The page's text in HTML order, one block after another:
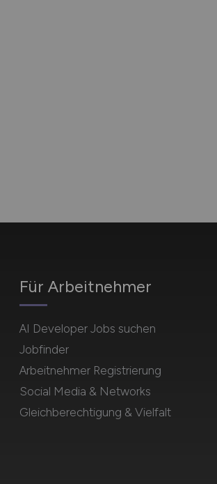
Für Arbeitnehmer
AI Developer Jobs suchen
Jobfinder
Arbeitnehmer Registrierung
Social Media & Networks
Gleichberechtigung & Vielfalt